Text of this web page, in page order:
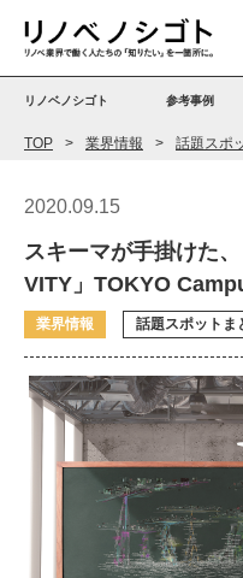
リノベノシゴト 参考事例
TOP 業界情報 話題スポ
2020.09.15
スキーマが手掛けた
VITY」TOKYO
業界情報 話題スポットま